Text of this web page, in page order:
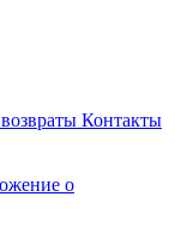
Контакты
о